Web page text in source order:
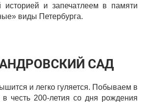
историей и запечатлеем в памяти
виды Петербурга.
САД
и легко гуляется. Побываем в
честь 200-летия со дня рождения